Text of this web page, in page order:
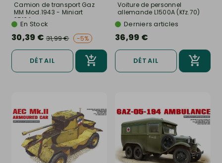
Camion de transport Gaz
MM Mod.1943 - Miniart
35134...
En Stock
30,39 € 31,99 € -5%
DÉTAIL
Voiture de personnel
allemande L1500A (Kfz.70)
-... Derniers articles
36,99 €
DÉTAIL